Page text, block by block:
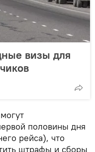
визы для
половины дня
рейса), что
штрафы и сборы